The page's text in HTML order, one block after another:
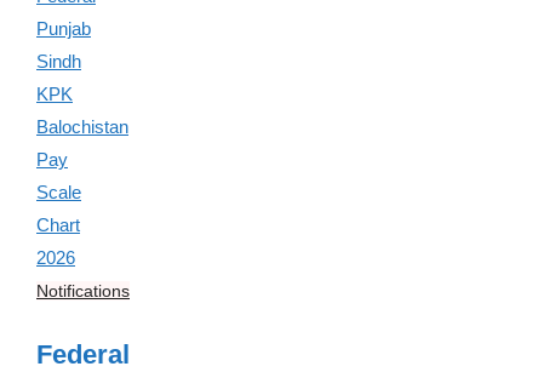
Notifications
Federal